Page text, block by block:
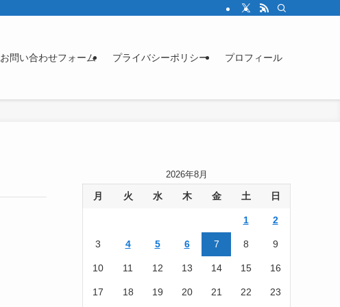
お問い合わせフォーム プライバシーポリシー プロフィール
2026年8月
月 火 水 木 金 土 日
1 2
3 4 5 6 7 8 9
10 11 12 13 14 15 16
17 18 19 20 21 22 23